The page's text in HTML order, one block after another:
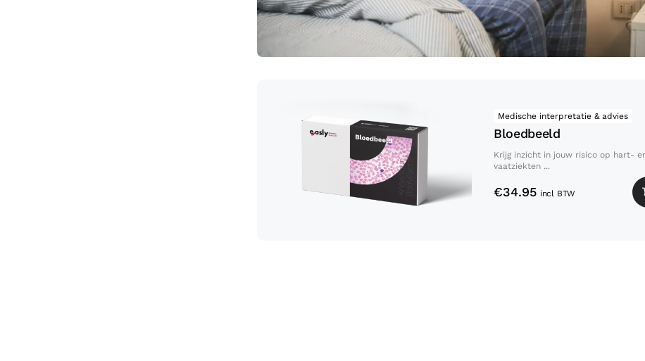
Medische interpretatie & advies
Bloedbeeld
Krijg inzicht in jouw risico op hart-
vaatziekten ...
€34.95 incl BTW